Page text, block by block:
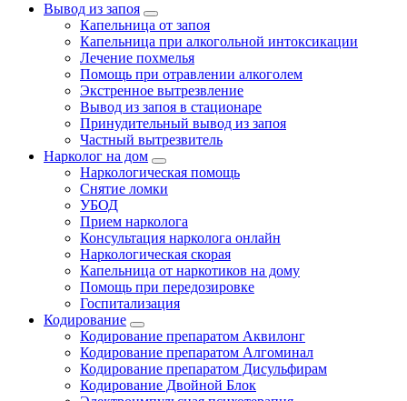
Вывод из запоя
Капельница от запоя
Капельница при алкогольной интоксикации
Лечение похмелья
Помощь при отравлении алкоголем
Экстренное вытрезвление
Вывод из запоя в стационаре
Принудительный вывод из запоя
Частный вытрезвитель
Нарколог на дом
Наркологическая помощь
Снятие ломки
УБОД
Прием нарколога
Консультация нарколога онлайн
Наркологическая скорая
Капельница от наркотиков на дому
Помощь при передозировке
Госпитализация
Кодирование
Кодирование препаратом Аквилонг
Кодирование препаратом Алгоминал
Кодирование препаратом Дисульфирам
Кодирование Двойной Блок